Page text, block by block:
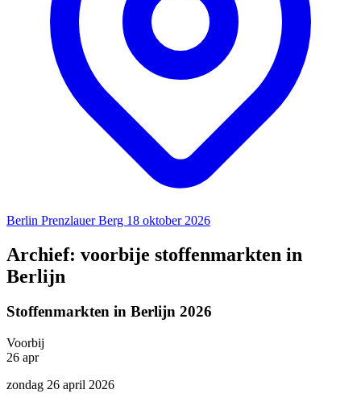
Berlin Prenzlauer Berg 18 oktober 2026
Archief: voorbije stoffenmarkten in
Berlijn
Stoffenmarkten in Berlijn 2026
Voorbij
26 apr
zondag 26 april 2026